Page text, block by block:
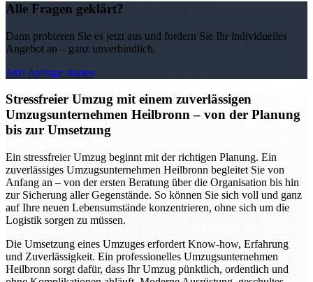
Alle Fragen geklärt?
Dann probieren Sie es jetzt aus und fordern Sie Ihr individuelles
Angebot an – ganz unverbindlich.
Jetzt Anfrage starten
Stressfreier Umzug mit einem zuverlässigen
Umzugsunternehmen Heilbronn – von der Planung
bis zur Umsetzung
Ein stressfreier Umzug beginnt mit der richtigen Planung. Ein
zuverlässiges Umzugsunternehmen Heilbronn begleitet Sie von
Anfang an – von der ersten Beratung über die Organisation bis hin
zur Sicherung aller Gegenstände. So können Sie sich voll und ganz
auf Ihre neuen Lebensumstände konzentrieren, ohne sich um die
Logistik sorgen zu müssen.
Die Umsetzung eines Umzuges erfordert Know-how, Erfahrung
und Zuverlässigkeit. Ein professionelles Umzugsunternehmen
Heilbronn sorgt dafür, dass Ihr Umzug pünktlich, ordentlich und